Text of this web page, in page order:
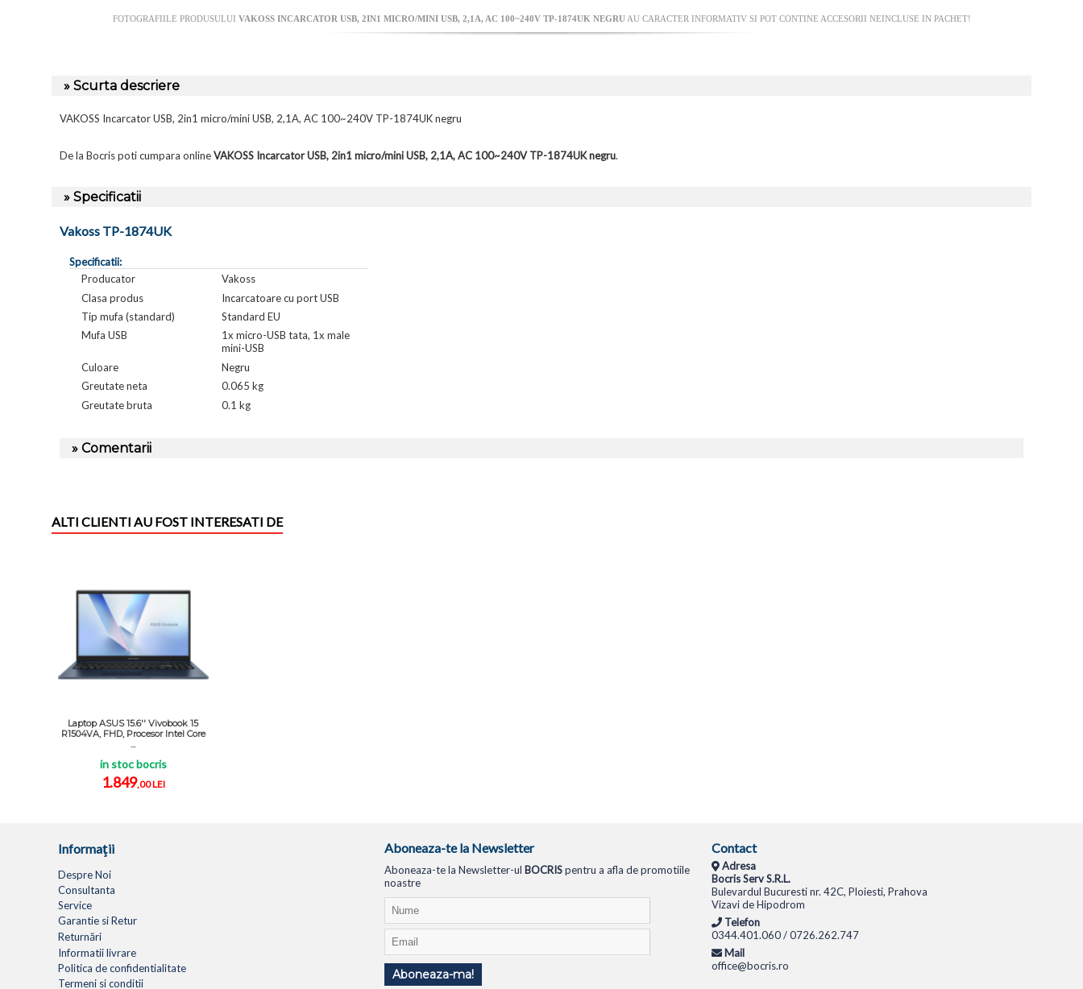
FOTOGRAFIILE PRODUSULUI VAKOSS INCARCATOR USB, 2IN1 MICRO/MINI USB, 2,1A, AC 100~240V TP-1874UK NEGRUAU CARACTER INFORMATIV SI POT CONTINE ACCESORII NEINCLUSE IN PACHET!
» Scurta descriere
VAKOSS Incarcator USB, 2in1 micro/mini USB, 2,1A, AC 100~240V TP-1874UK negru
De la Bocris poti cumpara onlineVAKOSS Incarcator USB, 2in1 micro/mini USB, 2,1A, AC 100~240V TP-1874UK negru.
» Specificatii
Vakoss TP-1874UK
Specificatii:
Producator
Vakoss
Clasa produs
Incarcatoare cu port USB
Tip mufa (standard)
Standard EU
Mufa USB
1x micro-USB tata, 1x male
mini-USB
Culoare
Negru
Greutate neta
0.065 kg
Greutate bruta
0.1 kg
» Comentarii
ALTI CLIENTI AU FOST INTERESATI DE
Laptop ASUS 15.6'' Vivobook 15
R1504VA, FHD, Procesor Intel Core
...
in stoc bocris
1.849,00 LEI
Informaţii
Despre Noi
Consultanta
Service
Garantie si Retur
Returnări
Informatii livrare
Politica de confidentialitate
Termeni si conditii
Aboneaza-te la Newsletter
Aboneaza-te la Newsletter-ul BOCRISpentru a afla de promotiile
noastre
Aboneaza-ma!
Contact
Adresa
Bocris Serv S.R.L.
Bulevardul Bucuresti nr. 42C, Ploiesti, Prahova
Vizavi de Hipodrom
Telefon
0344.401.060 / 0726.262.747
Mail
office@bocris.ro